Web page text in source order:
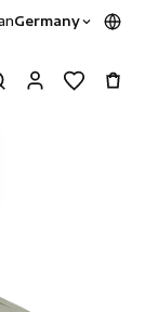
Germany